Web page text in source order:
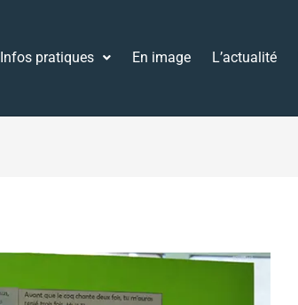
Infos pratiques En image L’actualité